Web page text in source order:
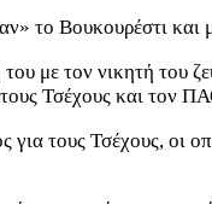
το Βουκουρέστι και
με τον νικητή του
Τσέχους και τον
τους Τσέχους, οι